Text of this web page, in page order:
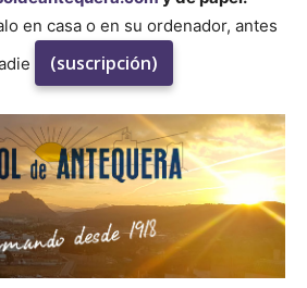
en casa o en su ordenador, antes
(suscripción)